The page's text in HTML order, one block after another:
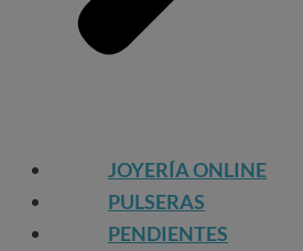
JOYERÍA ONLINE
PULSERAS
PENDIENTES